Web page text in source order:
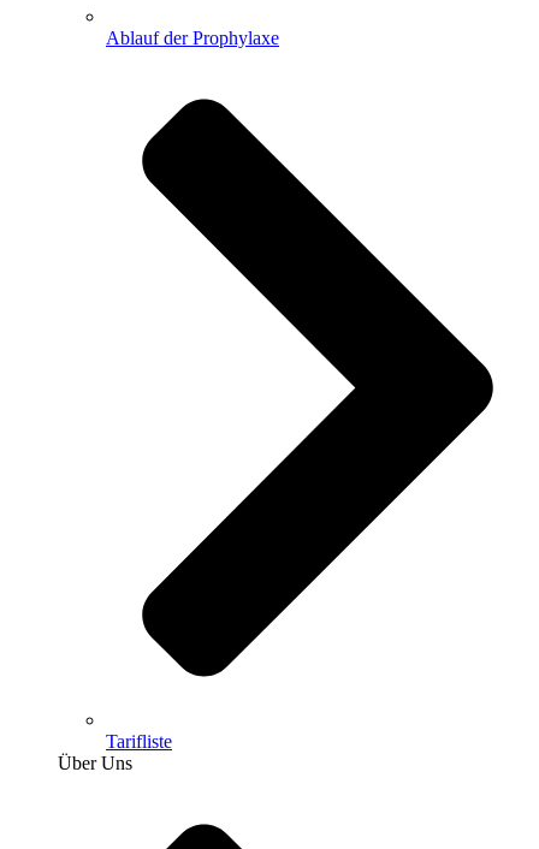
Ablauf der Prophylaxe
Tarifliste
Über Uns